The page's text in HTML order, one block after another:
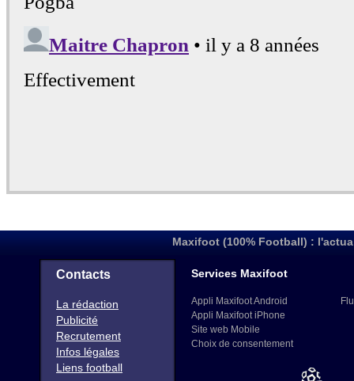
Maxifoot (100% Football) :
Contacts
La rédaction
Publicité
Recrutement
Infos légales
Liens football
Services Maxifoot
Appli Maxifoot Android
Appli Maxifoot iPhone
Site web Mobile
Choix de consentement